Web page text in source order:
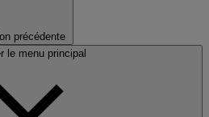
précédente
le menu principal